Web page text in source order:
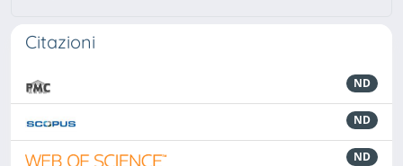
Citazioni
ND
ND
ND